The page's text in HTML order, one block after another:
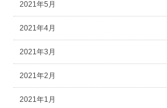
2021年5月
2021年4月
2021年3月
2021年2月
2021年1月